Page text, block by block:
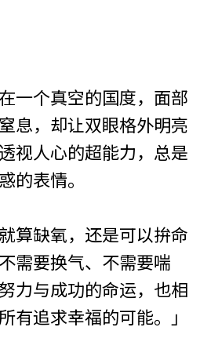
个真空的国度，面部
息，却让双眼格外明亮
视人心的超能力，总是
的表情。
缺氧，还是可以拚命
需要换气、不需要喘
力与成功的命运，也相
有追求幸福的可能。」